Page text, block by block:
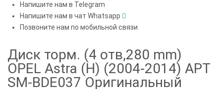
Напишите нам в Telegram
Напишите нам в чат Whatsapp
Позвоните нам по мобильной связи
Диск торм. (4 отв,280 mm)
OPEL Astra (H) (2004-2014) АРТ
SM-BDE037 Оригинальный